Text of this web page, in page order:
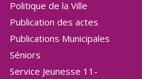
Politique de la Ville
Publication des actes
Publications Municipales
Séniors
Service Jeunesse 11-